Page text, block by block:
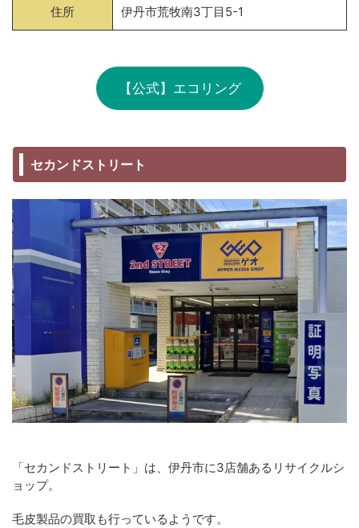
住所 伊丹市荒牧南3丁目5-1
【公式】エコリング
セカンドストリート
「セカンドストリート」は、伊丹市に3店舗あるリサイクルシ
ョップ。
毛皮製品の買取も行っているようです。